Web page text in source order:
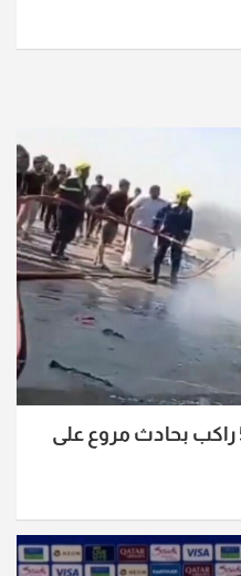
بالفديو.. نجاة 8 من أصل 50 راكب بحادث مروع على